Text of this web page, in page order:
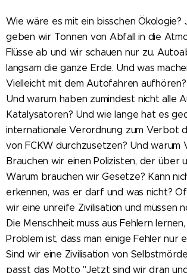
Wie wäre es mit ein bisschen Ökologie?
geben wir Tonnen von Abfall in die
Flüsse ab und wir schauen nur zu.
langsam die ganze Erde. Und was
Vielleicht mit dem Autofahren
Und warum haben zumindest nicht alle
Katalysatoren? Und wie lange hat es
internationale Verordnung zum Verbot
von FCKW durchzusetzen? Und warum
Brauchen wir einen Polizisten, der über
Warum brauchen wir Gesetze? Kann
erkennen, was er darf und was nicht?
wir eine unreife Zivilisation und müssen
Die Menschheit muss aus Fehlern
Problem ist, dass man einige Fehler nur
Sind wir eine Zivilisation von
passt das Motto "Jetzt sind wir dran